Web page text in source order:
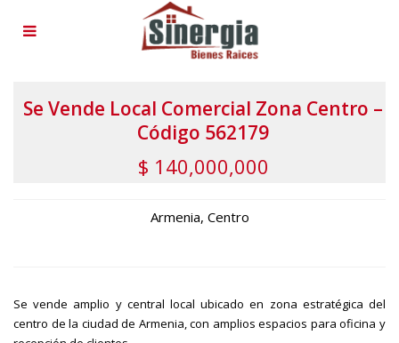
Se Vende Local Comercial Zona Centro –
Código 562179
$ 140,000,000
Armenia, Centro
Se vende amplio y central local ubicado en zona estratégica del
centro de la ciudad de Armenia, con amplios espacios para oficina y